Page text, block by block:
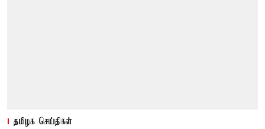
தமிழக செய்திகள்